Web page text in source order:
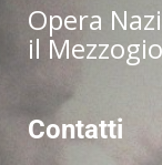
Opera
il
Contatti